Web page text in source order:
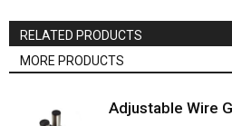
RELATED PRODUCTS
MORE PRODUCTS
Adjustable Wire